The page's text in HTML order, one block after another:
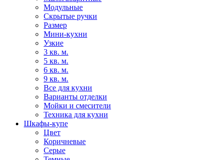
Модульные
Скрытые ручки
Размер
Мини-кухни
Узкие
3 кв. м.
5 кв. м.
6 кв. м.
9 кв. м.
Все для кухни
Варианты отделки
Мойки и смесители
Техника для кухни
Шкафы-купе
Цвет
Коричневые
Серые